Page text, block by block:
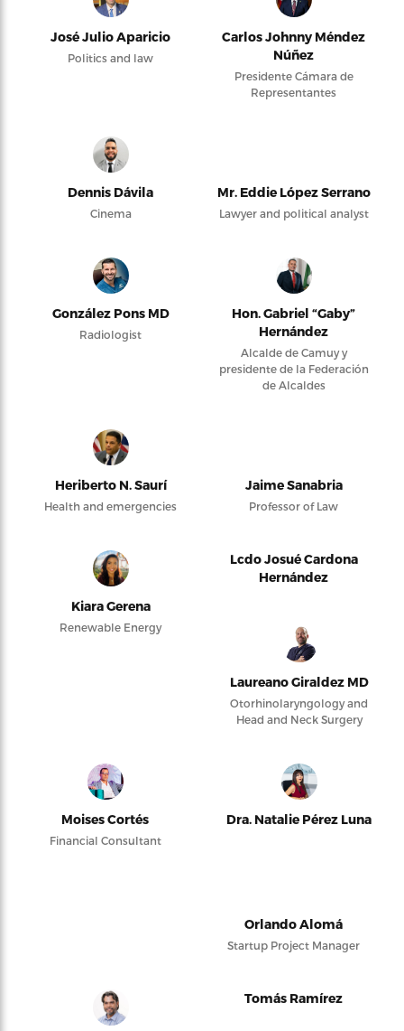
José Julio Aparicio
Politics and law
Carlos Johnny Méndez
Núñez
Presidente Cámara de
Representantes
Dennis Dávila
Cinema
Mr. Eddie López Serrano
Lawyer and political analyst
González Pons MD
Radiologist
Hon. Gabriel “Gaby”
Hernández
Alcalde de Camuy y
presidente de la Federación
de Alcaldes
Heriberto N. Saurí
Health and emergencies
Jaime Sanabria
Professor of Law
Kiara Gerena
Renewable Energy
Lcdo Josué Cardona
Hernández
Laureano Giraldez MD
Otorhinolaryngology and
Head and Neck Surgery
Moises Cortés
Financial Consultant
Dra. Natalie Pérez Luna
Orlando Alomá
Startup Project Manager
Tomás Ramírez